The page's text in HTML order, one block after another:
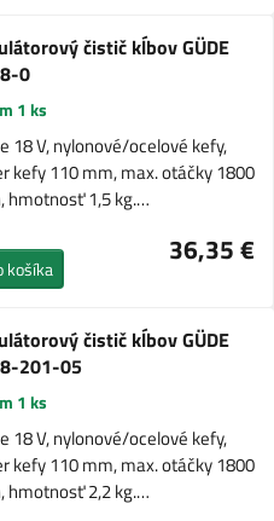
čistič kĺbov GÜDE
0
1 ks
18 V, nylonové/ocelové kefy,
kefy 110 mm, max. otáčky 1800
hmotnosť 1,5 kg.…
36,35 €
košíka
čistič kĺbov GÜDE
201-05
1 ks
18 V, nylonové/ocelové kefy,
kefy 110 mm, max. otáčky 1800
hmotnosť 2,2 kg.…